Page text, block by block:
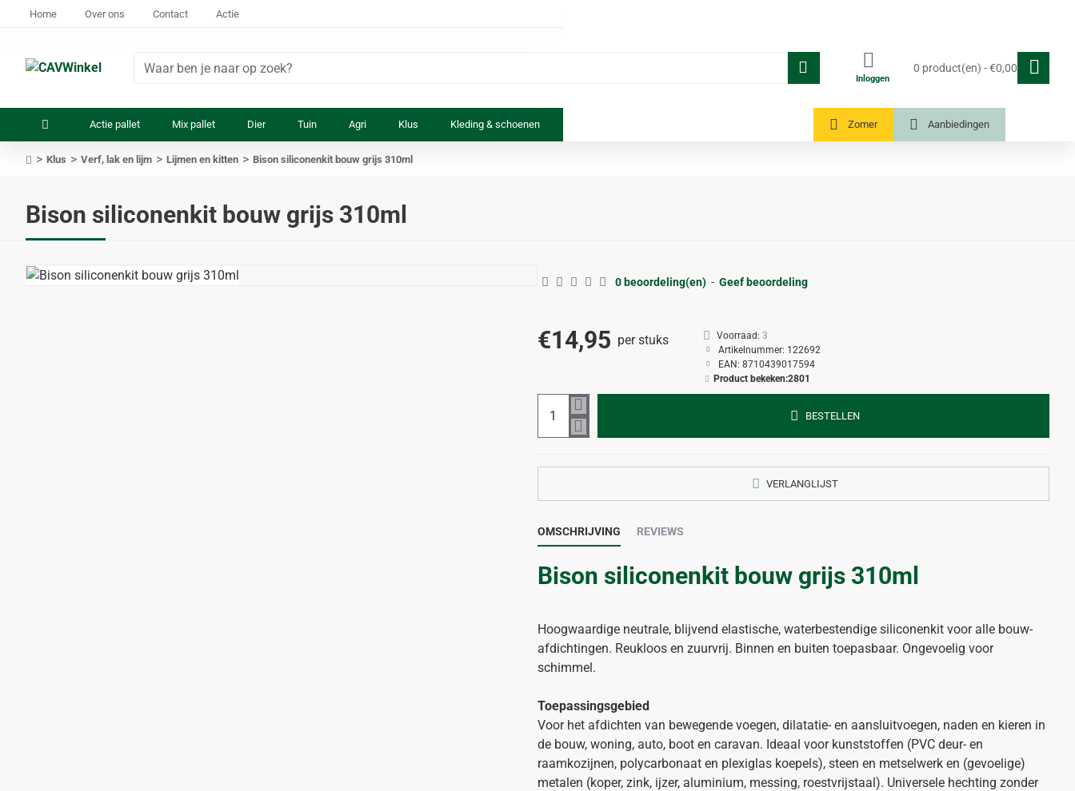
Home Over ons Contact Actie
Waar
op
Inloggen
0 product(en) - €0,00
Actie pallet Mix pallet Dier Tuin Agri Klus Kleding & schoenen Zomer Aanbiedingen
Bison siliconenkit bouw grijs 310ml
Klus Verf, lak en lijm Lijmen en kitten Bison siliconenkit bouw grijs 310ml
0 beoordeling(en) - Geef beoordeling
€14,95 per stuks Voorraad: 3
Artikelnummer: 122692
EAN: 8710439017594
Product bekeken:2801
BESTELLEN
VERLANGLIJST
OMSCHRIJVING REVIEWS
Bison siliconenkit bouw grijs 310ml
Hoogwaardige neutrale, blijvend elastische, waterbestendige siliconenkit voor alle bouw-
afdichtingen. Reukloos en zuurvrij. Binnen en buiten toepasbaar. Ongevoelig voor
schimmel.
Toepassingsgebied
Voor het afdichten van bewegende voegen, dilatatie- en aansluitvoegen, naden en kieren in
de bouw, woning, auto, boot en caravan. Ideaal voor kunststoffen (PVC deur- en
raamkozijnen, polycarbonaat en plexiglas koepels), steen en metselwerk en (gevoelige)
metalen (koper, zink, ijzer, aluminium, messing, roestvrijstaal). Universele hechting zonder